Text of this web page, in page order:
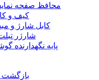
محافظ صفحه
کیف و
کابل شارژ و
شارژر
پایه نگهدارنده
بازگشت